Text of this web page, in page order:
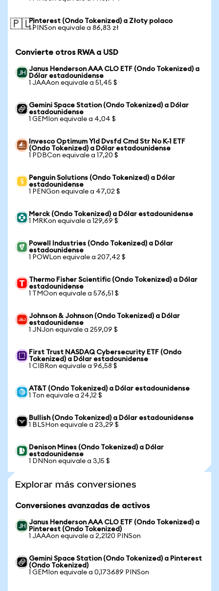
🇵🇱Pinterest (Ondo Tokenized) a Złoty polaco
1 PINSon equivale a 86,83 zł
Convierte otros RWA a USD
Janus Henderson AAA CLO ETF (Ondo Tokenized) a
Dólar estadounidense
1 JAAAon equivale a 51,45 $
Gemini Space Station (Ondo Tokenized) a Dólar
estadounidense
1 GEMIon equivale a 4,04 $
Invesco Optimum Yld Dvsfd Cmd Str No K-1 ETF
(Ondo Tokenized) a Dólar estadounidense
1 PDBCon equivale a 17,20 $
Penguin Solutions (Ondo Tokenized) a Dólar
estadounidense
1 PENGon equivale a 47,02 $
Merck (Ondo Tokenized) a Dólar estadounidense
1 MRKon equivale a 129,69 $
Powell Industries (Ondo Tokenized) a Dólar
estadounidense
1 POWLon equivale a 207,42 $
Thermo Fisher Scientific (Ondo Tokenized) a Dólar
estadounidense
1 TMOon equivale a 576,51 $
Johnson & Johnson (Ondo Tokenized) a Dólar
estadounidense
1 JNJon equivale a 259,09 $
First Trust NASDAQ Cybersecurity ETF (Ondo
Tokenized) a Dólar estadounidense
1 CIBRon equivale a 96,58 $
AT&T (Ondo Tokenized) a Dólar estadounidense
1 Ton equivale a 24,12 $
Bullish (Ondo Tokenized) a Dólar estadounidense
1 BLSHon equivale a 23,29 $
Denison Mines (Ondo Tokenized) a Dólar
estadounidense
1 DNNon equivale a 3,15 $
Explorar más conversiones
Conversiones avanzadas de activos
Janus Henderson AAA CLO ETF (Ondo Tokenized) a
Pinterest (Ondo Tokenized)
1 JAAAon equivale a 2,2120 PINSon
Gemini Space Station (Ondo Tokenized) a Pinterest
(Ondo Tokenized)
1 GEMIon equivale a 0,173689 PINSon